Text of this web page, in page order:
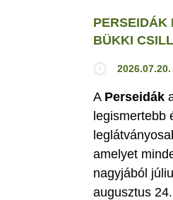
PERSEIDÁK
BÜKKI
A Perseidák
legismertebb
amelyet
nagyjából
augusztus